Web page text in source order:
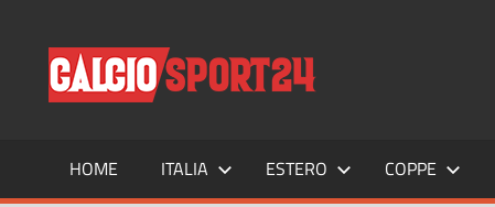
contenuto
Tutto
sul
mondo
calcio
e
HOME ITALIA ESTERO COPPE